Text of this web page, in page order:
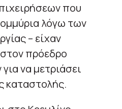
που
λόγω των
– είχαν
πρόεδρο
να μετριάσει
καταστολής.